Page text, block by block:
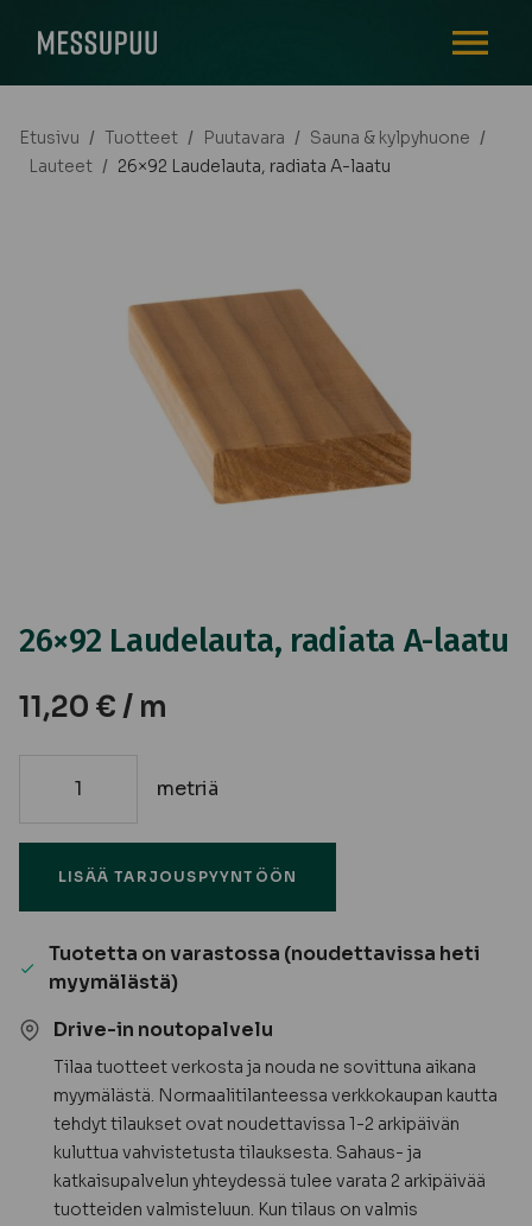
Etusivu / Tuotteet / Puutavara / Sauna & kylpyhuone /
Lauteet / 26×92 Laudelauta, radiata A-laatu
26×92 Laudelauta, radiata A-laatu
11,20 € / m
laatu
määrä
metriä
LISÄÄ TARJOUSPYYNTÖÖN
Tuotetta on varastossa (noudettavissa heti
myymälästä)
Drive-in noutopalvelu
Tilaa tuotteet verkosta ja nouda ne sovittuna aikana
myymälästä. Normaalitilanteessa verkkokaupan kautta
tehdyt tilaukset ovat noudettavissa 1-2 arkipäivän
kuluttua vahvistetusta tilauksesta. Sahaus- ja
katkaisupalvelun yhteydessä tulee varata 2 arkipäivää
tuotteiden valmisteluun. Kun tilaus on valmis